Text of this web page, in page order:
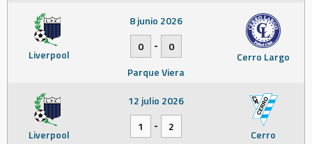
Liverpool Cerro Largo
8 junio 2026
0
-
0
Parque Viera
Liverpool Cerro
12 julio 2026
1
-
2